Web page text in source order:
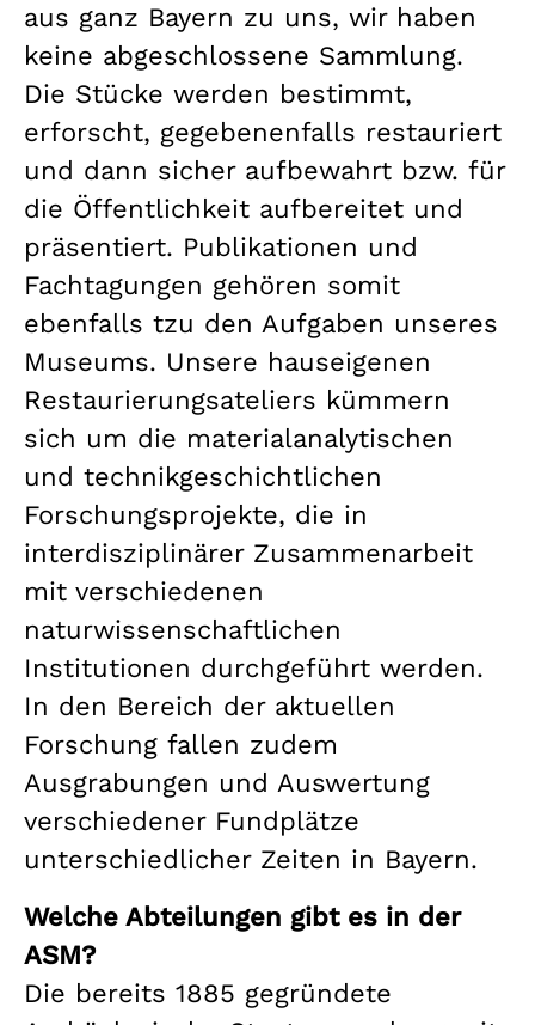
aus ganz Bayern zu uns, wir haben
keine abgeschlossene Sammlung.
Die Stücke werden bestimmt,
erforscht, gegebenenfalls restauriert
und dann sicher aufbewahrt bzw. für
die Öffentlichkeit aufbereitet und
präsentiert. Publikationen und
Fachtagungen gehören somit
ebenfalls tzu den Aufgaben unseres
Museums. Unsere hauseigenen
Restaurierungsateliers kümmern
sich um die materialanalytischen
und technikgeschichtlichen
Forschungsprojekte, die in
interdisziplinärer Zusammenarbeit
mit verschiedenen
naturwissenschaftlichen
Institutionen durchgeführt werden.
In den Bereich der aktuellen
Forschung fallen zudem
Ausgrabungen und Auswertung
verschiedener Fundplätze
unterschiedlicher Zeiten in Bayern.
Welche Abteilungen gibt es in der
ASM?
Die bereits 1885 gegründete